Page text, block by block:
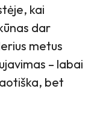
kai
dar
metus
– labai
bet